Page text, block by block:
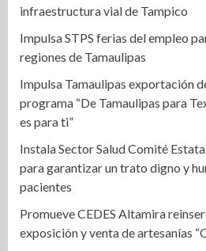
infraestructura vial de Tampico
Impulsa STPS ferias del empleo
regiones de Tamaulipas
Impulsa Tamaulipas exportación
programa “De Tamaulipas para
es para ti”
Instala Sector Salud Comité
para garantizar un trato digno y
pacientes
Promueve CEDES Altamira
exposición y venta de artesanías